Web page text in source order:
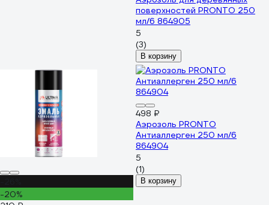
поверхностей PRONTO 250
мл/6 864905
5
(3)
В корзину
-20%
498 ₽
Аэрозоль PRONTO
Антиаллерген 250 мл/6
864904
5
(1)
В корзину